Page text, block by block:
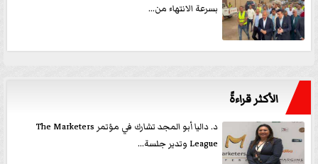
بسرعة الانتهاء من...
الأكثر قراءةً
د. داليا أبو المجد تشارك في مؤتمر The Marketers
League وتدير جلسة...